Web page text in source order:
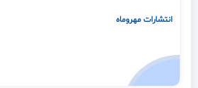
انتشارات مهروماه